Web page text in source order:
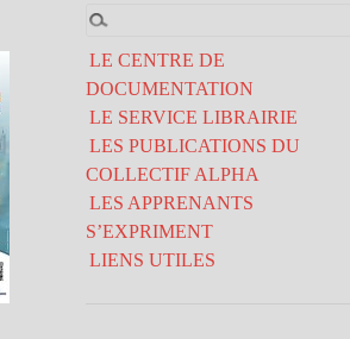
LE CENTRE DE
DOCUMENTATION
LE SERVICE LIBRAIRIE
LES PUBLICATIONS DU
COLLECTIF ALPHA
LES APPRENANTS
S’EXPRIMENT
LIENS UTILES